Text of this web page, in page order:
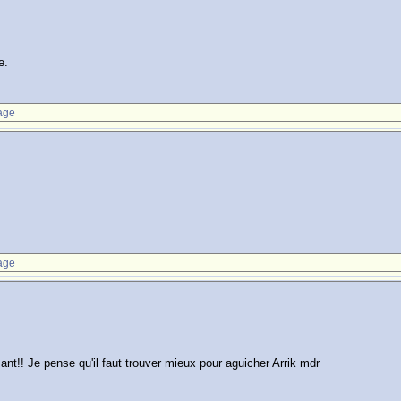
Je pense qu'il faut trouver mieux pour aguicher Arrik mdr